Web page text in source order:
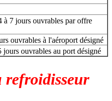
à 7 jours ouvrables par offre
ouvrables à l'aéroport désigné
jours ouvrables au port désigné
refroidisseur